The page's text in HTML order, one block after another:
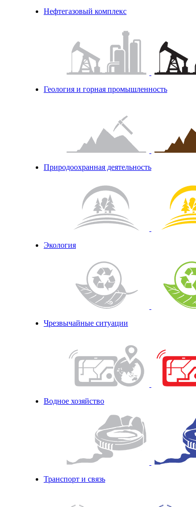
Нефтегазовый комплекс
Геология и горная промышленность
Природоохранная деятельность
Экология
Чрезвычайные ситуации
Водное хозяйство
Транспорт и связь